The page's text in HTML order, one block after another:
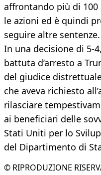
affrontando più di 100
le azioni ed è quindi
seguire altre sentenze.
In una decisione di 5-
battuta d’arresto a
del giudice
che aveva richiesto
rilasciare
ai beneficiari delle
Stati Uniti per lo
del Dipartimento di
© RIPRODUZIONE